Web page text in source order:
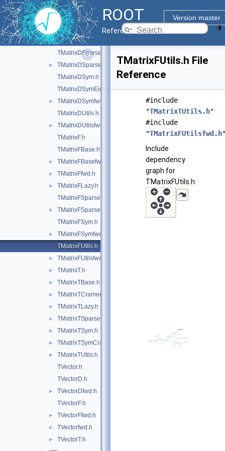
ROOT
Version master
Reference Guide
► TMatrixDBasefwd.h
TMatrixDEigen.h
TMatrixDfwd.h
► TMatrixDLazy.h
TMatrixDSparse.h
►
TMatrixDSparsefwd.h
TMatrixDSym.h
TMatrixDSymEigen.h
►
TMatrixDSymfwd.h
TMatrixDUtils.h
►
TMatrixDUtilsfwd.h
TMatrixF.h
TMatrixFBase.h
► TMatrixFBasefwd.h
► TMatrixFfwd.h
►
TMatrixFLazy.h
TMatrixFSparse.h
►
TMatrixFSparsefwd.h
TMatrixFSym.h
►
TMatrixFSymfwd.h
TMatrixFUtils.h
► TMatrixFUtilsfwd.h
► TMatrixT.h
► TMatrixTBase.h
► TMatrixTCramerInv.h
► TMatrixTLazy.h
► TMatrixTSparse.h
► TMatrixTSym.h
► TMatrixTSymCramerInv.h
►
TMatrixTUtils.h
TVector.h
TVectorD.h
►
TVectorDfwd.h
TVectorF.h
► TVectorFfwd.h
► TVectorfwd.h
► TVectorT.h
TMatrixFUtils.h File
Reference
#include
"TMatrixTUtils.h"
#include
"TMatrixFUtilsfwd.h
Include
dependency
graph for
TMatrixFUtils.h: